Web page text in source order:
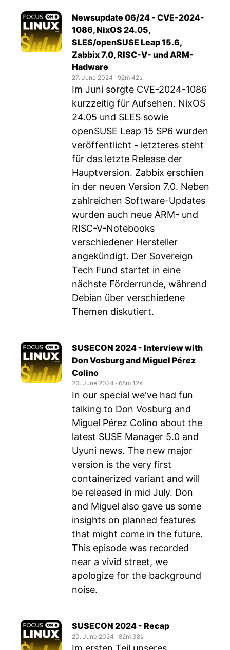
Newsupdate 06/24 - CVE-2024-
1086, NixOS 24.05,
SLES/openSUSE Leap 15.6,
Zabbix 7.0, RISC-V- und ARM-
Hadware
27. June 2024 ‧ 92m 42s
Im Juni sorgte CVE-2024-1086
kurzzeitig für Aufsehen. NixOS
24.05 und SLES sowie
openSUSE Leap 15 SP6 wurden
veröffentlicht - letzteres steht
für das letzte Release der
Hauptversion. Zabbix erschien
in der neuen Version 7.0. Neben
zahlreichen Software-Updates
wurden auch neue ARM- und
RISC-V-Notebooks
verschiedener Hersteller
angekündigt. Der Sovereign
Tech Fund startet in eine
nächste Förderrunde, während
Debian über verschiedene
Themen diskutiert.
SUSECON 2024 - Interview with
Don Vosburg and Miguel Pérez
Colino
20. June 2024 ‧ 68m 12s
In our special we've had fun
talking to Don Vosburg and
Miguel Pérez Colino about the
latest SUSE Manager 5.0 and
Uyuni news. The new major
version is the very first
containerized variant and will
be released in mid July. Don
and Miguel also gave us some
insights on planned features
that might come in the future.
This episode was recorded
near a vivid street, we
apologize for the background
noise.
SUSECON 2024 - Recap
20. June 2024 ‧ 82m 38s